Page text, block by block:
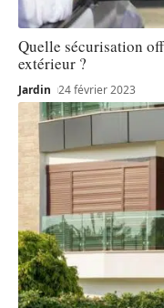
Quelle sécurisation
extérieur ?
Jardin 24 février 2023